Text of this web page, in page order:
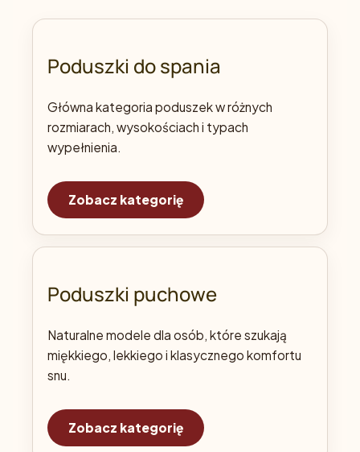
Poduszki do spania
Główna kategoria poduszek w różnych
rozmiarach, wysokościach i typach
wypełnienia.
Zobacz kategorię
Poduszki puchowe
Naturalne modele dla osób, które szukają
miękkiego, lekkiego i klasycznego komfortu
snu.
Zobacz kategorię